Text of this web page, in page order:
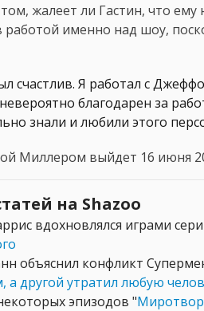
жалеет ли Гастин, что
работой именно над шоу,
счастлив. Я работал с
благодарен за
знали и любили этого
Миллером выйдет 16 июня
на Shazoo
вдохновлялся играми
объяснил конфликт
а другой утратил любую
эпизодов "